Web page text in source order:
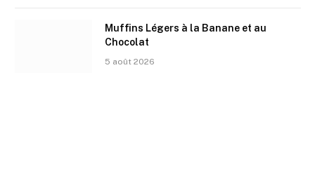
Muffins Légers à la Banane et au
Chocolat
5 août 2026